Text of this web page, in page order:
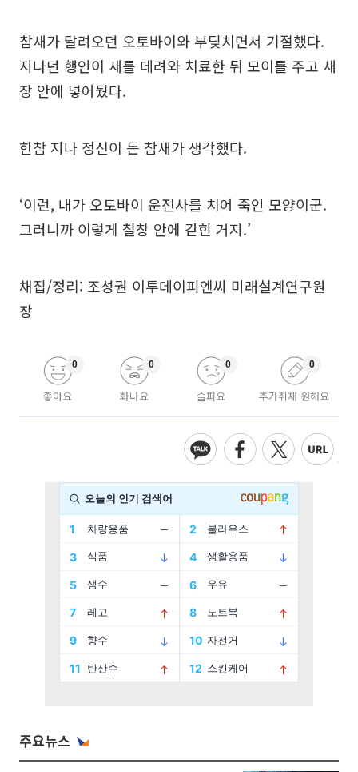
참새가 달려오던 오토바이와 부딪치면서 기절했다.
지나던 행인이 새를 데려와 치료한 뒤 모이를 주고 새
장 안에 넣어뒀다.
한참 지나 정신이 든 참새가 생각했다.
‘이런, 내가 오토바이 운전사를 치어 죽인 모양이군.
그러니까 이렇게 철창 안에 갇힌 거지.’
채집/정리: 조성권 이투데이피엔씨 미래설계연구원
장
좋아요
0
화나요
0
슬퍼요
0
추가취재 원해요
0
주요뉴스